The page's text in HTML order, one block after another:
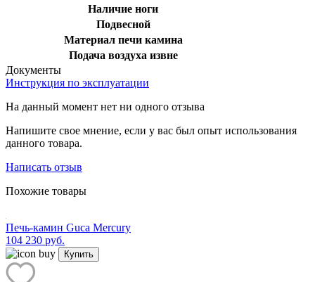
Наличие ноги
Подвесной
Материал печи камина
Подача воздуха извне
Документы
Инструкция по эксплуатации
На данный момент нет ни одного отзыва
Напишите свое мнение, если у вас был опыт использования
данного товара.
Написать отзыв
Похожие товары
Печь-камин Guca Mercury
104 230 руб.
Купить